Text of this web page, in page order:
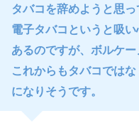
タバコを辞めようと思っ
電子タバコというと吸
あるのですが、ボルケー
これからもタバコでは
になりそうです。